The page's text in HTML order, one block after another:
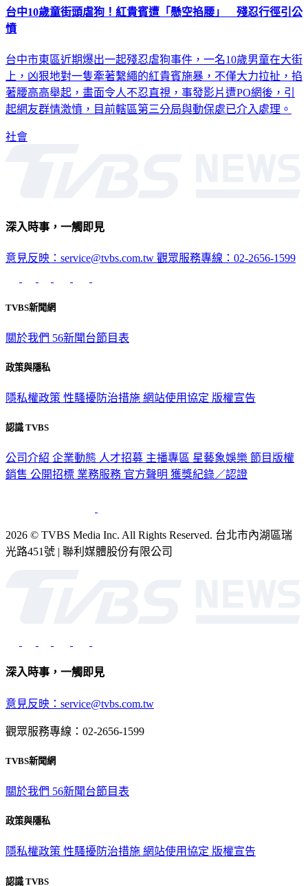
台中10歲童街頭虐狗！紅貴賓遭「懸空掐腰」 殘忍行徑引公
憤
台中市東區近期爆出一起殘忍虐狗事件，一名10歲男童在大街
上，凶狠地對一隻牽著繫繩的紅貴賓施暴，不僅大力拉扯，掐
著腰高高舉起，畫面令人不忍直視，事發影片遭PO網後，引
起網友群情激憤，目前轄區第三分局與動保處已介入處理。
社會
深入時事，一觸即見
意見反映：service@tvbs.com.tw 觀眾服務專線：02-2656-1599
TVBS新聞網
關於我們 56新聞台節目表
政策與隱私
隱私權政策 性騷擾防治措施 網站使用協定 版權宣告
認識 TVBS
公司介紹 企業動態 人才招募 主播專區 星藝象娛樂 節目版權
銷售 公開招標 業務服務 官方聲明 獲獎紀錄／認證
2026 © TVBS Media Inc. All Rights Reserved. 台北市內湖區瑞
光路451號 | 聯利媒體股份有限公司
深入時事，一觸即見
意見反映：service@tvbs.com.tw
觀眾服務專線：02-2656-1599
TVBS新聞網
關於我們 56新聞台節目表
政策與隱私
隱私權政策 性騷擾防治措施 網站使用協定 版權宣告
認識 TVBS